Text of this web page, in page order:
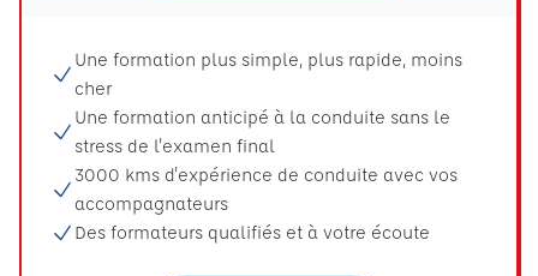
Une formation plus simple, plus rapide, moins
cher
Une formation anticipé à la conduite sans le
stress de l'examen final
3000 kms d'expérience de conduite avec vos
accompagnateurs
Des formateurs qualifiés et à votre écoute